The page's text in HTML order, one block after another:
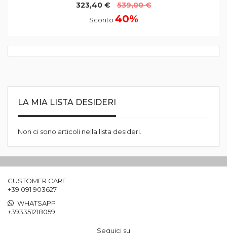
323,40 €
539,00 €
Sconto 40%
LA MIA LISTA DESIDERI
Non ci sono articoli nella lista desideri.
CUSTOMER CARE
+39 091 903627
WHATSAPP
+393351218059
Seguici su